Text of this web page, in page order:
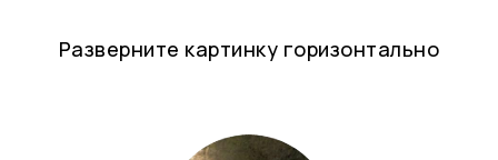
Разверните картинку горизонтально